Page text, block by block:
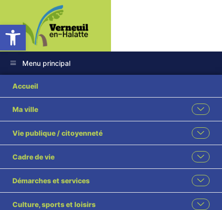
Ouvrir la barre d’outils
Menu principal
Accueil
Ma ville
Vie publique / citoyenneté
Cadre de vie
Démarches et services
Culture, sports et loisirs